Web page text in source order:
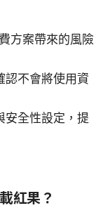
方案帶來的風險
認不會將使用資
安全性設定，提
紅果？